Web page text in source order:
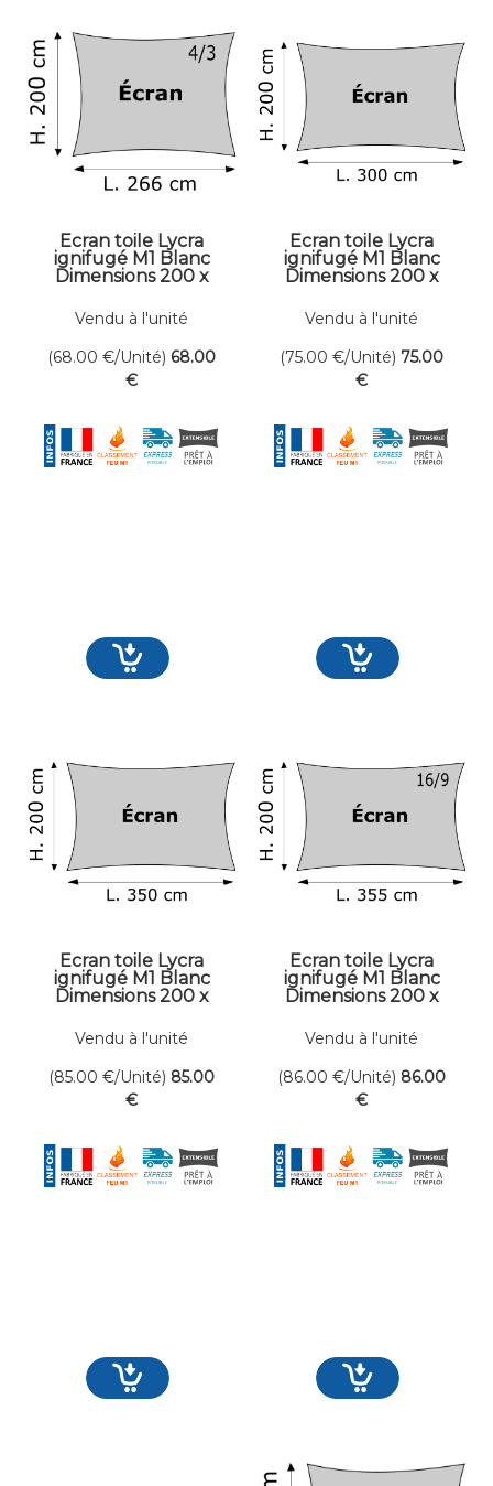
Ecran toile Lycra
ignifugé M1 Blanc
Dimensions 200 x
Vendu à l'unité
(68.00 €/Unité) 68.00
€
Ecran toile Lycra
ignifugé M1 Blanc
Dimensions 200 x
Vendu à l'unité
(75.00 €/Unité) 75.00
€
Ecran toile Lycra
ignifugé M1 Blanc
Dimensions 200 x
Vendu à l'unité
(85.00 €/Unité) 85.00
€
Ecran toile Lycra
ignifugé M1 Blanc
Dimensions 200 x
Vendu à l'unité
(86.00 €/Unité) 86.00
€